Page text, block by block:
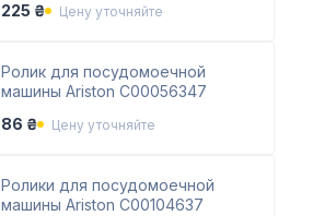
225 ₴
Цену уточняйте
Ролик для посудомоечной
машины Ariston C00056347
86 ₴
Цену уточняйте
Ролики для посудомоечной
машины Ariston C00104637